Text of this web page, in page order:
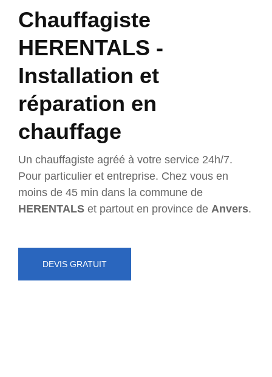
Chauffagiste
HERENTALS -
Installation et
réparation en
chauffage
Un chauffagiste agréé à votre service 24h/7.
Pour particulier et entreprise. Chez vous en
moins de 45 min dans la commune de
HERENTALS et partout en province de Anvers.
DEVIS GRATUIT